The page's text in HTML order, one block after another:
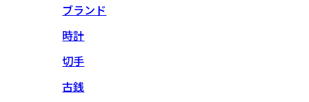
ブランド
時計
切手
古銭